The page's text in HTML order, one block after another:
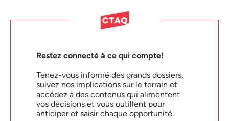
Restez connecté à ce qui compte!
Tenez-vous informé des grands dossiers,
suivez nos implications sur le terrain et
accédez à des contenus qui alimentent
vos décisions et vous outillent pour
anticiper et saisir chaque opportunité.